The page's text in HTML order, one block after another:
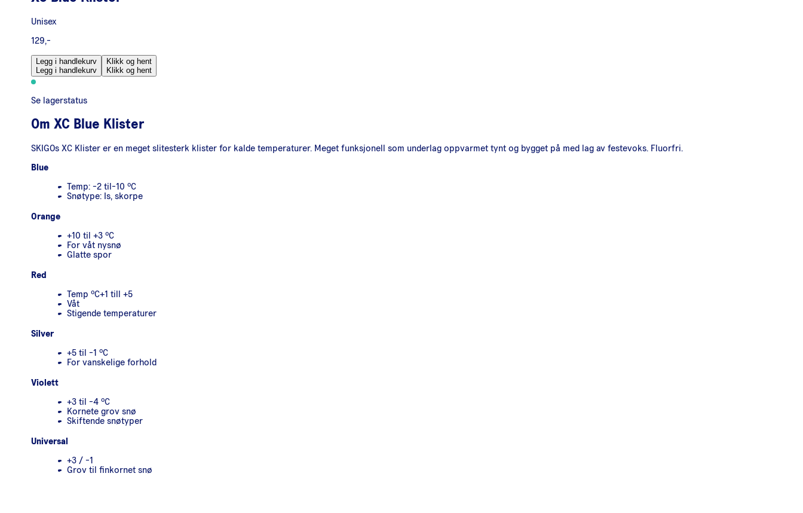
Unisex
129,-
Legg i handlekurv
Legg i handlekurv
Klikk og hent
Klikk og hent
Se lagerstatus
Om XC Blue Klister
SKIGOs XC Klister er en meget slitesterk klister for kalde temperaturer. Meget funksjonell som underlag oppvarmet tynt og bygget på med lag av festevoks. Fluorfri.
Blue
Temp: -2 til-10 ºC
Snøtype: Is, skorpe
Orange
+10 til +3 ºC
For våt nysnø
Glatte spor
Red
Temp ºC+1 till +5
Våt
Stigende temperaturer
Silver
+5 til -1 ºC
For vanskelige forhold
Violett
+3 til -4 ºC
Kornete grov snø
Skiftende snøtyper
Universal
+3 / -1
Grov til finkornet snø